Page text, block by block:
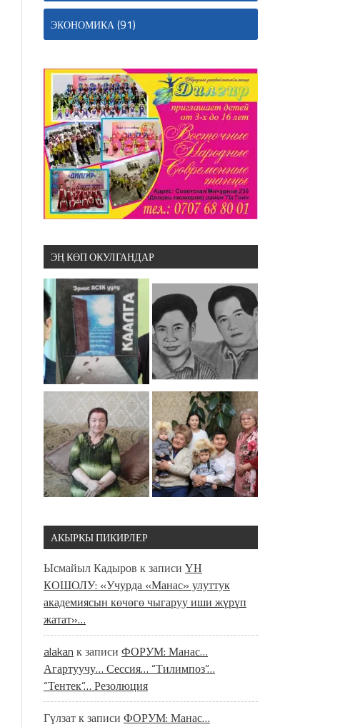
ЭКОНОМИКА(91)
ЭҢ КӨП ОКУЛГАНДАР
АКЫРКЫ ПИКИРЛЕР
Ысмайыл Кадыров к записи ҮН
КОШОЛУ: «Учурда «Манас» улуттук
академиясын көчөгө чыгаруу иши жүрүп
жатат»…
alakan к записи ФОРУМ: Манас…
Агартуучу… Сессия… “Тилимпоз”…
“Тентек”… Резолюция
Гүлзатк записи ФОРУМ: Манас…